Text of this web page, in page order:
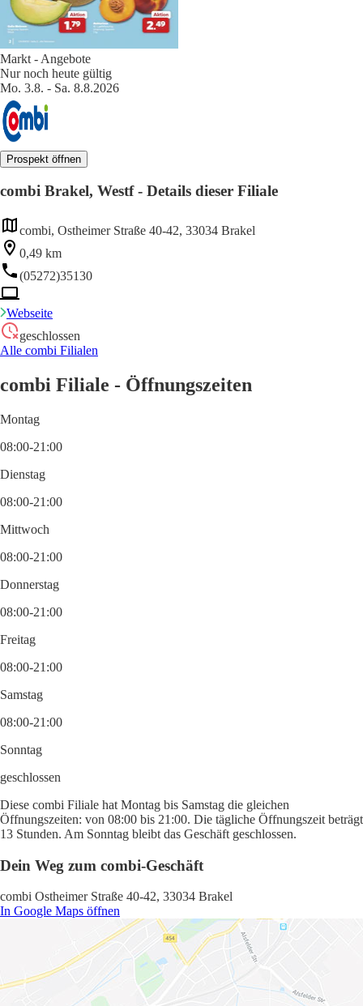
Markt - Angebote
Nur noch heute gültig
Mo. 3.8. - Sa. 8.8.2026
Prospekt öffnen
combi Brakel, Westf - Details dieser Filiale
combi, Ostheimer Straße 40-42, 33034 Brakel
0,49 km
(05272)35130
Webseite
geschlossen
Alle combi Filialen
combi Filiale - Öffnungszeiten
Montag
08:00-21:00
Dienstag
08:00-21:00
Mittwoch
08:00-21:00
Donnerstag
08:00-21:00
Freitag
08:00-21:00
Samstag
08:00-21:00
Sonntag
geschlossen
Diese combi Filiale hat Montag bis Samstag die gleichen
Öffnungszeiten: von 08:00 bis 21:00. Die tägliche Öffnungszeit beträgt
13 Stunden. Am Sonntag bleibt das Geschäft geschlossen.
Dein Weg zum combi-Geschäft
combi Ostheimer Straße 40-42, 33034 Brakel
In Google Maps öffnen